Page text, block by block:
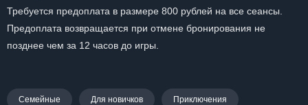
Требуется предоплата в размере 800 рублей на все сеансы.
Предоплата возвращается при отмене бронирования не
позднее чем за 12 часов до игры.
Семейные Для новичков Приключения